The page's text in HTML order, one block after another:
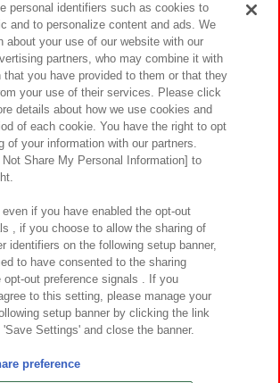
ンペーン
サステナビリティ サイトポリシー
シー ウェブアクセシビリティ方針と検証結果
さまとともに
ント対応方針 よくあるご質問・お問い合わせ
©Bandai Namco Amusement Inc.
©Bandai Namco Amusement Lab Inc.
personal identifiers such as cookies to
and to personalize content and ads. We
about your use of our website with our
partners, who may combine it with
that you have provided to them or that they
your use of their services. Please click
details about how we use cookies and
of each cookie. You have the right to opt
of your information with our partners.
Share My Personal Information] to
if you have enabled the opt-out
, if you choose to allow the sharing of
identifiers on the following setup banner,
to have consented to the sharing
opt-out preference signals . If you
to this setting, please manage your
setup banner by clicking the link
Settings' and close the banner.
preference